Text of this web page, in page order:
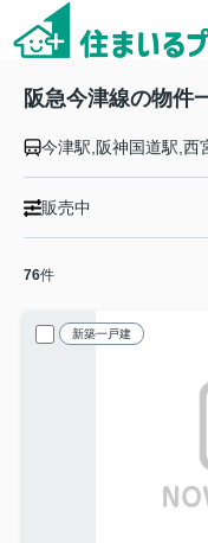
阪急今津線の物件
販売中
76件
新築一戸建